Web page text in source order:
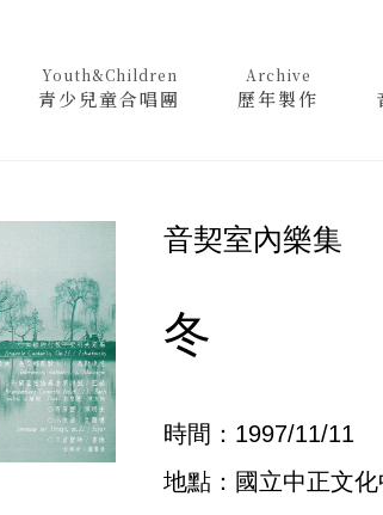
Youth&Children
青少兒童合唱團
Archive
歷年製作
音契室內樂集
冬
時間：1997/11/11
地點：國立中正文